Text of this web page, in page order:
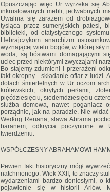
Opuszczając więc Ur wyrzeka się
inkrustowanych mebli, jedwabnych
Uwalnia się zarazem od
tysiąca przez sumeryjskich patesi,
biblioteki, od etatystycznego
Hebrajczykom anarchizm
wyznającej wielu bogów, w której siły
woda, są bóstwami domagającymi
uciec przed niektórymi zwyczajami
Bo stajemy zdumieni i przerażeni
fakt okropny - składanie ofiar z ludzi.
dołach śmiertelnych w Ur oczom
królewskich, okrytych perłami,
pięćdziesięciu, siedemdziesięciu
służba domowa, nawet poganiacz
porządnie, jak na paradzie. Nie widać
Według Renana, sława Abrama
baranem; odkrycia poczynione w
twierdzeniu.
WSPÓŁCZESNY ABRAHAMOWI
Pewien fakt historyczny mógł
natchnionego. Wiek XXII, to znaczy
wydarzeniami bardzo doniosłymi, o
pojawienie się w historii Ariów.